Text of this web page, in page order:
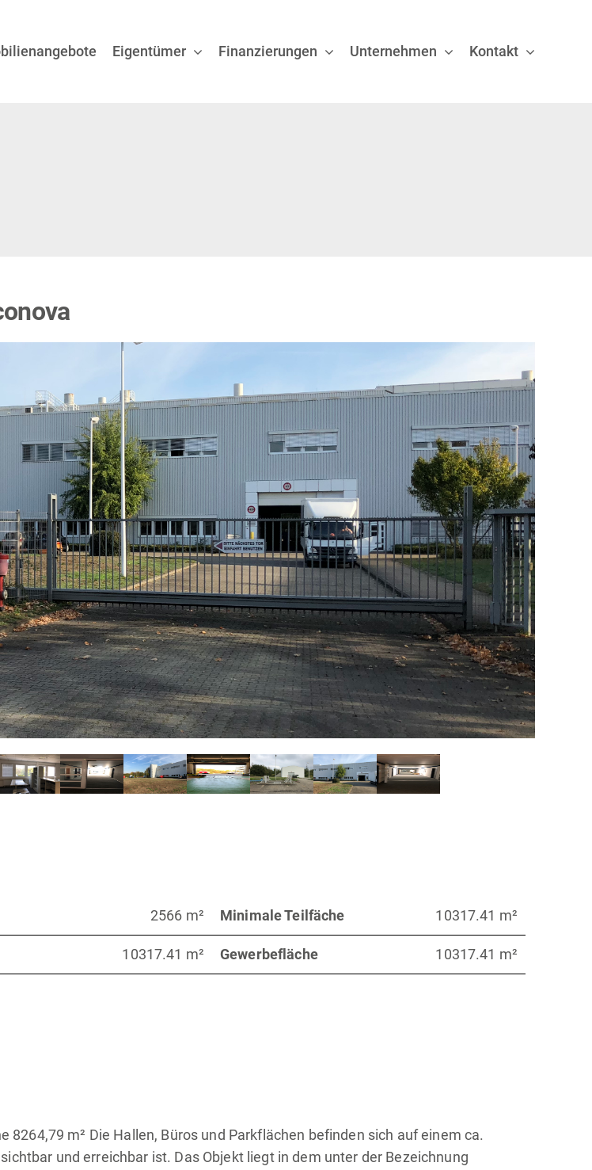
Eigentümer Finanzierungen Unternehmen Kontakt
2566 m² Minimale Teilfäche 10317.41 m²
10317.41 m² Gewerbefläche 10317.41 m²
m² Die Hallen, Büros und Parkflächen befinden sich auf einem ca.
und erreichbar ist. Das Objekt liegt in dem unter der Bezeichnung